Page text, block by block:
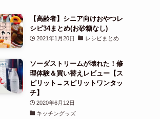
【高齢者】シニア向けおやつレ
シピ34まとめ(お砂糖なし)
2021年1月20日 レシピまとめ
ソーダストリームが壊れた！修
理体験＆買い替えレビュー【ス
ピリット→スピリットワンタッ
チ】
2020年6月12日
キッチングッズ